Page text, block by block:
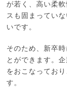
が若く、高い柔
スも固まってい
いです。
そのため、新卒
とができます。
をおこなってお
す。